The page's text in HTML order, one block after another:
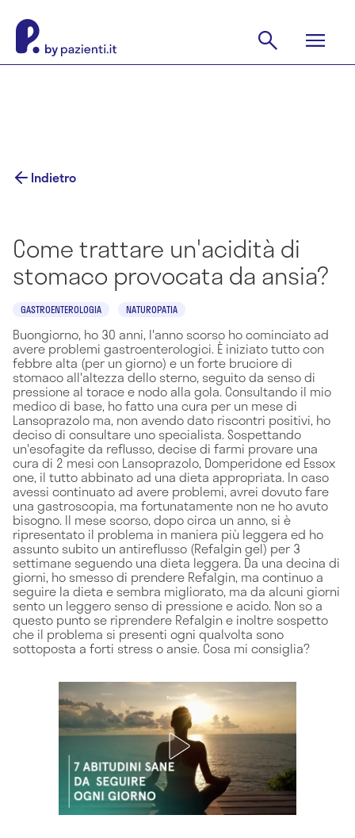
Indietro
Come trattare un'acidità di
stomaco provocata da ansia?
GASTROENTEROLOGIA NATUROPATIA
Buongiorno, ho 30 anni, l'anno scorso ho cominciato ad
avere problemi gastroenterologici. È iniziato tutto con
febbre alta (per un giorno) e un forte bruciore di
stomaco all'altezza dello sterno, seguito da senso di
pressione al torace e nodo alla gola. Consultando il mio
medico di base, ho fatto una cura per un mese di
Lansoprazolo ma, non avendo dato riscontri positivi, ho
deciso di consultare uno specialista. Sospettando
un'esofagite da reflusso, decise di farmi provare una
cura di 2 mesi con Lansoprazolo, Domperidone ed Essox
one, il tutto abbinato ad una dieta appropriata. In caso
avessi continuato ad avere problemi, avrei dovuto fare
una gastroscopia, ma fortunatamente non ne ho avuto
bisogno. Il mese scorso, dopo circa un anno, si è
ripresentato il problema in maniera più leggera ed ho
assunto subito un antireflusso (Refalgin gel) per 3
settimane seguendo una dieta leggera. Da una decina di
giorni, ho smesso di prendere Refalgin, ma continuo a
seguire la dieta e sembra migliorato, ma da alcuni giorni
sento un leggero senso di pressione e acido. Non so a
questo punto se riprendere Refalgin e inoltre sospetto
che il problema si presenti ogni qualvolta sono
sottoposta a forti stress o ansie. Cosa mi consiglia?